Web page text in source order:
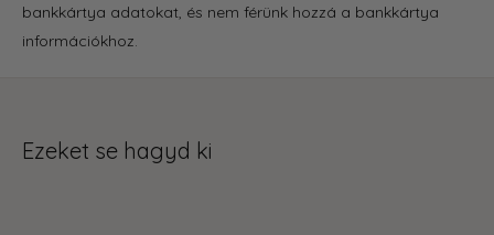
bankkártya adatokat, és nem férünk hozzá a bankkártya
információkhoz.
Ezeket se hagyd ki